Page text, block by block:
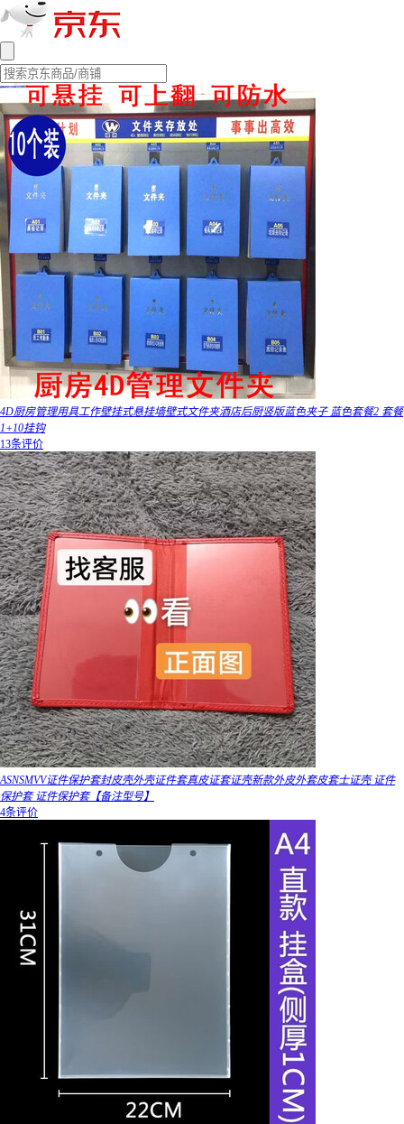
4D厨房管理用具工作壁挂式悬挂墙壁式文件夹酒店后厨竖版蓝色夹子 蓝色套餐2 套餐
1+10挂钩
13条评价
ASNSMVV证件保护套封皮壳外壳证件套真皮证套证壳新款外皮外套皮套士证壳 证件
保护套 证件保护套【备注型号】
4条评价